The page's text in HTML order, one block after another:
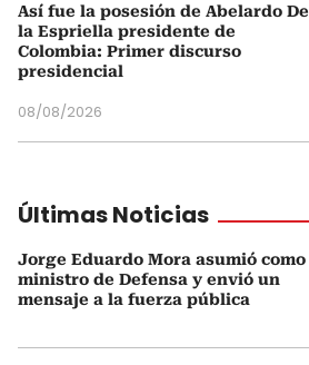
Así fue la posesión de Abelardo De
la Espriella presidente de
Colombia: Primer discurso
presidencial
08/08/2026
Últimas Noticias
Jorge Eduardo Mora asumió como
ministro de Defensa y envió un
mensaje a la fuerza pública